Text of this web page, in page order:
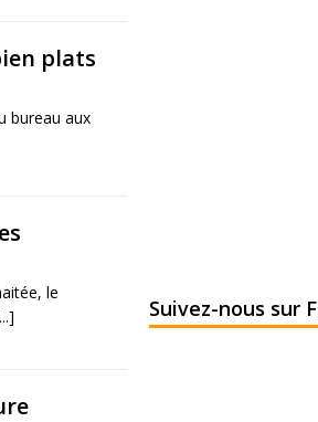
plats
bureau aux
le
Suivez-nous sur